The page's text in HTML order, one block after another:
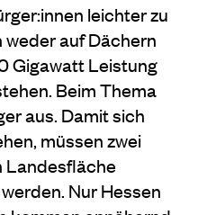
leichter zu
weder auf Dächern
Gigawatt Leistung
Beim Thema
aus. Damit sich
müssen zwei
Landesfläche
Nur Hessen